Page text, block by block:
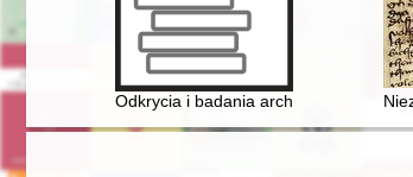
Odkrycia i badania archeologiczne w